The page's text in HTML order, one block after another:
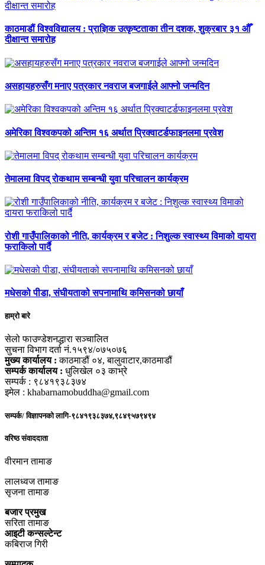
काठमाडौं विश्वविद्यालय : प्राज्ञिक उत्कृष्टताका तीन दशक, शुक्रबार ३१ औँ
दीक्षान्त समारोह
असहायहरुसँग मनाए पत्रकार नवराज बजगाईले आफ्नो जन्मदिन
अमेरिका विश्वकपको अन्तिम १६ अर्थात प्रिक्वाटर्डफाइनलमा प्रवेश
तेमालमा विपद् रोकथाम सम्बन्धी युवा परिचालन कार्यक्रम
रोशी गाउँपालिकाको नीति, कार्यक्रम र बजेट : निशुल्क स्वास्थ्य विमाको दायरा
फराकिलो पार्दै
मधेसको पीडा, संघीयताको सपनामाथि कमिसनको छायाँ
हाम्रो बारे
सेलो फाउण्डेशनद्धारा सञ्चालित
सुचना विभाग दर्ता नं.१५९४/०७५०७६
मुख्य कार्यालय : काठमाडौं ०४, बालुवाटार,काठमाडौं
सम्पर्क कार्यालय : धुलिखेल ०३ काभ्रे
सम्पर्क : ९८४१९३८३७४
इमेल : khabarnamobuddha@gmail.com
सम्पर्क/ विज्ञापनको लागि-९८४१९३८३७४,९८४९५७९४९४
वरिष्ठ संवाददाता
वीरमान तामाङ
लालध्वज तामाङ
सृजना तामाङ
बजार प्रमुख
सरिता तामाङ
आइटी कन्सल्टेन्ट
कबिराज गिरी